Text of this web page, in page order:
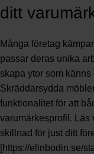
ditt
Många företag
passar deras unika
skapa ytor som
Skräddarsydda
funktionalitet för att
varumärkesprofil. Läs
skillnad för just ditt
[https://elinbodin.se/